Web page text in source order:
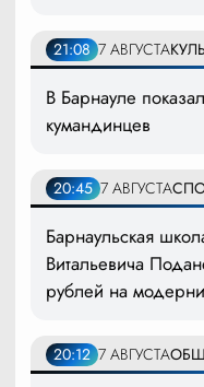
21:08 7 АВГУСТА
В Барнауле
кумандинцев
20:45 7 АВГУСТА
Барнаульская
Витальевича
рублей на
20:12 7 АВГУСТА